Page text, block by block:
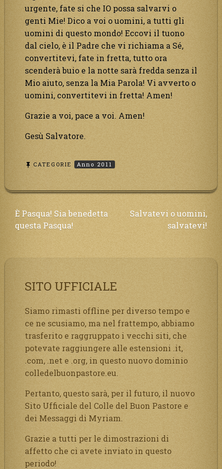
urgente, fate si che IO possa salvarvi o
genti Mie! Dico a voi o uomini, a tutti gli
uomini di questo mondo! Eccovi il tuono
dal cielo, è il Padre che vi richiama a Sé,
convertitevi, fate in fretta, tutto ora
scenderà buio e la notte sarà fredda senza il
Mio aiuto, senza la Mia Parola! Vi avverto o
uomini, convertitevi in fretta! Amen!
Grazie a voi, pace a voi. Amen!
Gesù Salvatore.
CATEGORIE Anno 2011
Navigazione
articoli
È Pasqua! Sia benedetta
questa Pasqua!
Salvatevi o uomini,
salvatevi!
SITO UFFICIALE
Siamo rimasti offline per diverso tempo e
ce ne scusiamo, ma nel frattempo, abbiamo
trasferito e raggruppato i vecchi siti, che
potevate raggiungere alle estensioni .it,
.com, .net e .org, in questo nuovo dominio
colledelbuonpastore.eu.
Pertanto, questo sarà, per il futuro, il nuovo
Sito Ufficiale del Colle del Buon Pastore e
dei Messaggi di Myriam.
Grazie a tutti per le dimostrazioni di
affetto che ci avete inviato in questo
periodo!